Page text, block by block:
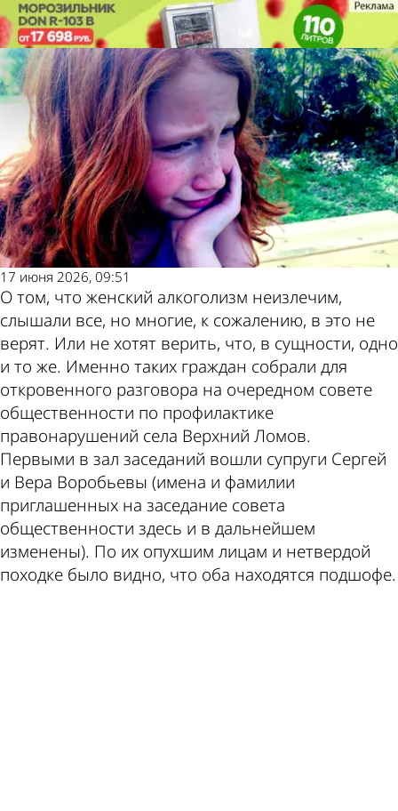
Женский алкоголизм.
Безжалостный и беспощадный…
Молодой
ленинец
17 июня 2026, 09:51
О том, что женский алкоголизм неизлечим,
слышали все, но многие, к сожалению, в это не
верят. Или не хотят верить, что, в сущности, одно
и то же. Именно таких граждан собрали для
откровенного разговора на очередном совете
общественности по профилактике
правонарушений села Верхний Ломов.
Первыми в зал заседаний вошли супруги Сергей
и Вера Воробьевы (имена и фамилии
приглашенных на заседание совета
общественности здесь и в дальнейшем
изменены). По их опухшим лицам и нетвердой
походке было видно, что оба находятся подшофе.
Женский алкоголизм.
Безжалостный и беспощадный…
Молодой
ленинец
Также
пресса
пишет
по этой
Погода
и
курсы
валют